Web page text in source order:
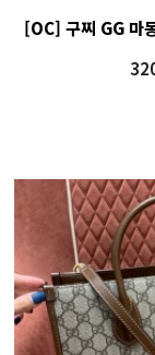
[OC] 구찌 GG 마